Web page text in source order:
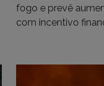
fogo e prevê
com incentivo